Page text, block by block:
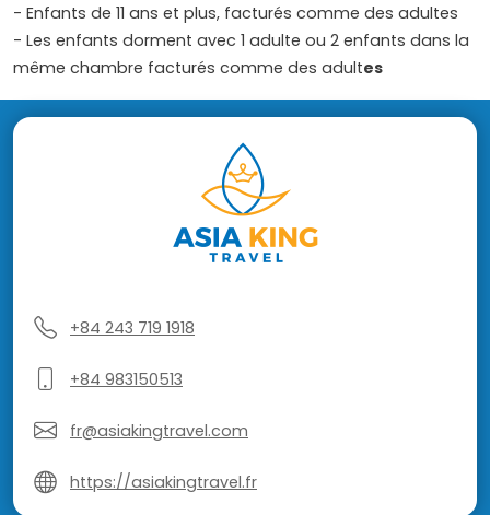
- Enfants de 11 ans et plus, facturés comme des adultes
- Les enfants dorment avec 1 adulte ou 2 enfants dans la
même chambre facturés comme des adultes
+84 243 719 1918
+84 983150513
fr@asiakingtravel.com
https://asiakingtravel.fr